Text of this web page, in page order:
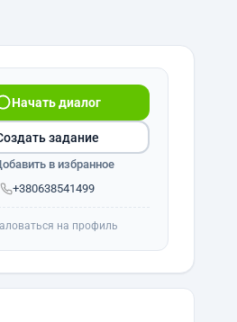
+380638541499
Начать диалог
задание
в избранное
на профиль